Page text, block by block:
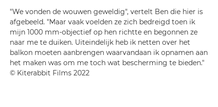
"We vonden de wouwen geweldig", vertelt Ben die hier is
afgebeeld. "Maar vaak voelden ze zich bedreigd toen ik
mijn 1000 mm-objectief op hen richtte en begonnen ze
naar me te duiken. Uiteindelijk heb ik netten over het
balkon moeten aanbrengen waarvandaan ik opnamen aan
het maken was om me toch wat bescherming te bieden."
© Kiterabbit Films 2022